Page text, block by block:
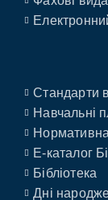
Стандарти
Навчальні
E-каталог
Бібліотека
Дні